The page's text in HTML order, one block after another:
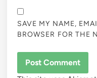
SAVE MY NAME,
BROWSER FOR THE